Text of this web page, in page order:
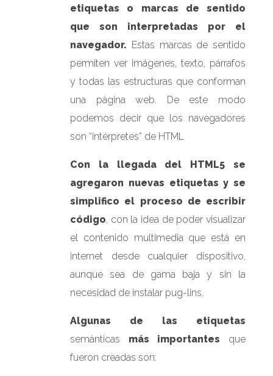
etiquetas o marcas de sentido
que son interpretadas por el
navegador. Estas marcas de sentido
permiten ver imágenes, texto, párrafos
y todas las estructuras que conforman
una página web. De este modo
podemos decir que los navegadores
son “intérpretes” de HTML
Con la llegada del HTML5 se
agregaron nuevas etiquetas y se
simplifico el proceso de escribir
código , con la idea de poder visualizar
el contenido multimedia que está en
internet desde cualquier dispositivo,
aunque sea de gama baja y sin la
necesidad de instalar pug-lins.
Algunas de las etiquetas
semánticas más importantes que
fueron creadas son: